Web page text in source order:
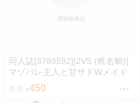
限制級商品
同人誌[3789592][2VS (椎名鯛)]
マゾバレ主人と甘サドWメイド
450